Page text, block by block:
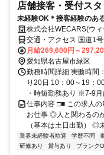
店舗接客・受付ス
未経験OK＊接客経験のあ
株式会社WECARS(ウ
交通・アクセス 国道1
月給269,600円～
愛知県名古屋市緑区
勤務時間詳細 実働時間
り20日 10：00～19：
・時短勤務あり ※7-9
仕事内容 □■ この求人
お仕事 ◎人と関わるの
（基本は土日出勤） ◎
業界未経験者歓迎 学歴不問
研修あり
賞与あり ブランク